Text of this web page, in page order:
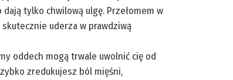
tylko chwilową ulgę. Przełomem w
uderza w prawdziwą
oddech mogą trwale uwolnić cię od
zredukujesz ból mięśni,